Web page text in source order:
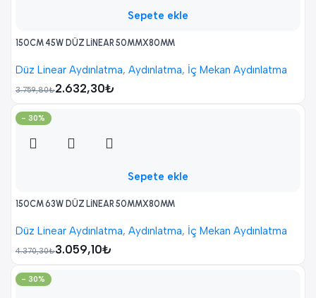
Sepete ekle
150CM 45W DÜZ LİNEAR 50MMX80MM
Düz Linear Aydınlatma, Aydınlatma, İç Mekan Aydınlatma
3.759,80₺2.632,30₺
- 30%
Sepete ekle
150CM 63W DÜZ LİNEAR 50MMX80MM
Düz Linear Aydınlatma, Aydınlatma, İç Mekan Aydınlatma
4.370,30₺3.059,10₺
- 30%